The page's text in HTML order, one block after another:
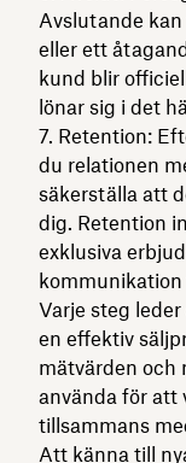
Avslutande
eller ett
kund blir
lönar sig i det
Retention:
du relationen
säkerställa att
dig. Retention
exklusiva
Varje steg
en effektiv
mätvärden och
använda för att
tillsammans
Att känna till